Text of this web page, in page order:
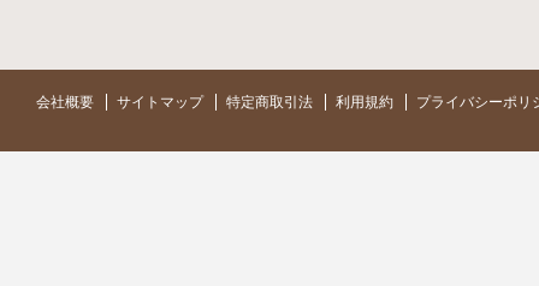
会社概要 サイトマップ 特定商取引法 利用規約 プライバシーポリ